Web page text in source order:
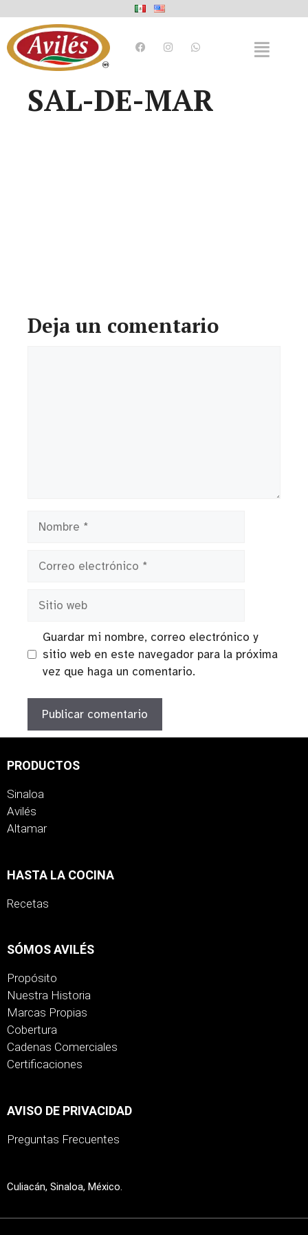
SAL-DE-MAR
Deja un comentario
Guardar mi nombre, correo electrónico y
sitio web en este navegador para la próxima
vez que haga un comentario.
PRODUCTOS
Sinaloa
Avilés
Altamar
HASTA LA COCINA
Recetas
SÓMOS AVILÉS
Propósito
Nuestra Historia
Marcas Propias
Cobertura
Cadenas Comerciales
Certificaciones
AVISO DE PRIVACIDAD
Preguntas Frecuentes
Culiacán, Sinaloa, México.